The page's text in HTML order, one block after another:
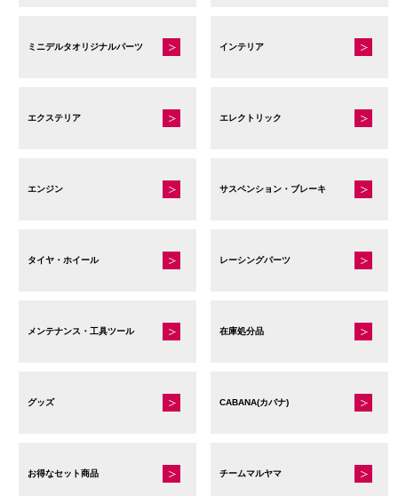
ミニデルタオリジナルパーツ インテリア
エクステリア エレクトリック
エンジン サスペンション・ブレーキ
タイヤ・ホイール レーシングパーツ
メンテナンス・工具ツール 在庫処分品
グッズ CABANA(カバナ)
お得なセット商品 チームマルヤマ